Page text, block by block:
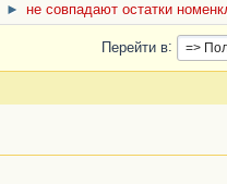
► не совпадают остатки
Перейти в